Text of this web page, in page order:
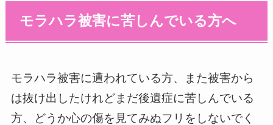
モラハラ被害に苦しんでいる方へ
モラハラ被害に遭われている方、また被害から
は抜け出したけれどまだ後遺症に苦しんでいる
方、どうか心の傷を見てみぬフリをしないでく